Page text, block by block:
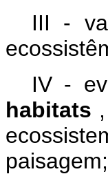
III -
IV -
habitats
paisagem;